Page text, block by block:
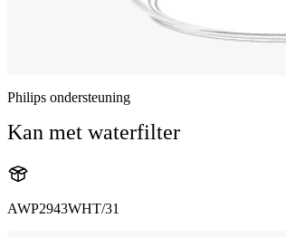
Philips ondersteuning
Kan met waterfilter
AWP2943WHT/31